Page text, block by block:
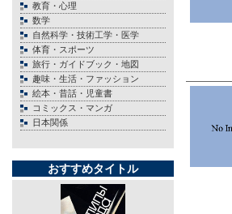
教育・心理
数学
自然科学・技術工学・医学
体育・スポーツ
旅行・ガイドブック・地図
趣味・生活・ファッション
絵本・昔話・児童書
コミックス・マンガ
日本関係
おすすめタイトル